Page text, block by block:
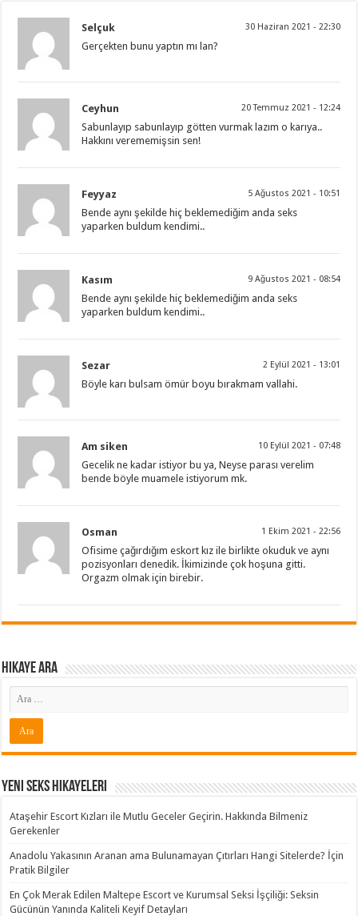
Selçuk 30 Haziran 2021 - 22:30
Gerçekten bunu yaptın mı lan?
Ceyhun 20 Temmuz 2021 - 12:24
Sabunlayıp sabunlayıp götten vurmak lazım o karıya..
Hakkını verememişsin sen!
Feyyaz 5 Ağustos 2021 - 10:51
Bende aynı şekilde hiç beklemediğim anda seks
yaparken buldum kendimi..
Kasım 9 Ağustos 2021 - 08:54
Bende aynı şekilde hiç beklemediğim anda seks
yaparken buldum kendimi..
Sezar 2 Eylül 2021 - 13:01
Böyle karı bulsam ömür boyu bırakmam vallahi.
Am siken 10 Eylül 2021 - 07:48
Gecelik ne kadar istiyor bu ya, Neyse parası verelim
bende böyle muamele istiyorum mk.
Osman 1 Ekim 2021 - 22:56
Ofisime çağırdığım eskort kız ile birlikte okuduk ve aynı
pozisyonları denedik. İkimizinde çok hoşuna gitti.
Orgazm olmak için birebir.
Hikaye ARA
Yeni Seks Hikayeleri
Ataşehir Escort Kızları ile Mutlu Geceler Geçirin. Hakkında Bilmeniz
Gerekenler
Anadolu Yakasının Aranan ama Bulunamayan Çıtırları Hangi Sitelerde? İçin
Pratik Bilgiler
En Çok Merak Edilen Maltepe Escort ve Kurumsal Seksi İşçiliği: Seksin
Gücünün Yanında Kaliteli Keyif Detayları